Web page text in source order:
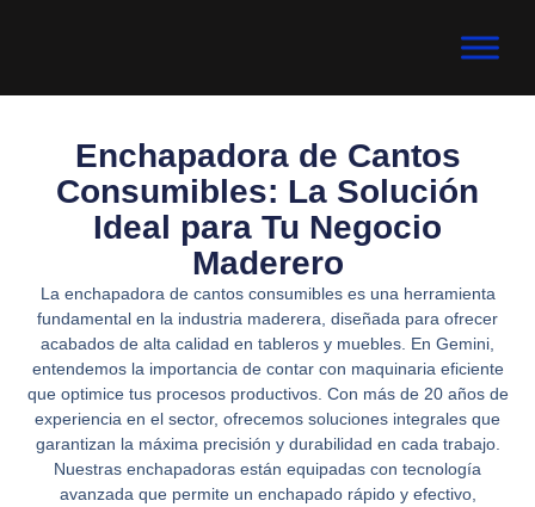
Enchapadora de Cantos
Consumibles: La Solución
Ideal para Tu Negocio
Maderero
La enchapadora de cantos consumibles es una herramienta
fundamental en la industria maderera, diseñada para ofrecer
acabados de alta calidad en tableros y muebles. En Gemini,
entendemos la importancia de contar con maquinaria eficiente
que optimice tus procesos productivos. Con más de 20 años de
experiencia en el sector, ofrecemos soluciones integrales que
garantizan la máxima precisión y durabilidad en cada trabajo.
Nuestras enchapadoras están equipadas con tecnología
avanzada que permite un enchapado rápido y efectivo,